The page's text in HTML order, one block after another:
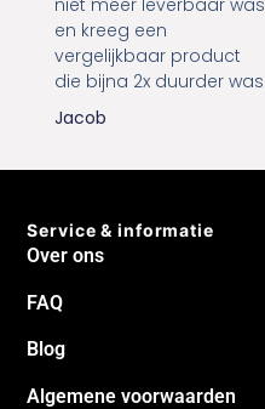
niet meer leverbaar was
en kreeg een
vergelijkbaar product
die bijna 2x duurder was
Jacob
Service & informatie
Over ons
FAQ
Blog
Algemene voorwaarden